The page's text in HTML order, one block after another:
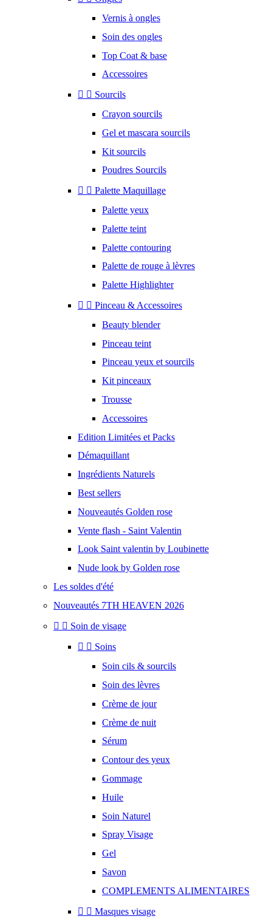
Vernis à ongles
Soin des ongles
Top Coat & base
Accessoires
  Sourcils
Crayon sourcils
Gel et mascara sourcils
Kit sourcils
Poudres Sourcils
  Palette Maquillage
Palette yeux
Palette teint
Palette contouring
Palette de rouge à lèvres
Palette Highlighter
  Pinceau & Accessoires
Beauty blender
Pinceau teint
Pinceau yeux et sourcils
Kit pinceaux
Trousse
Accessoires
Edition Limitées et Packs
Démaquillant
Ingrédients Naturels
Best sellers
Nouveautés Golden rose
Vente flash - Saint Valentin
Look Saint valentin by Loubinette
Nude look by Golden rose
Les soldes d'été
Nouveautés 7TH HEAVEN 2026
  Soin de visage
  Soins
Soin cils & sourcils
Soin des lèvres
Crème de jour
Crème de nuit
Sérum
Contour des yeux
Gommage
Huile
Soin Naturel
Spray Visage
Gel
Savon
COMPLEMENTS ALIMENTAIRES
  Masques visage